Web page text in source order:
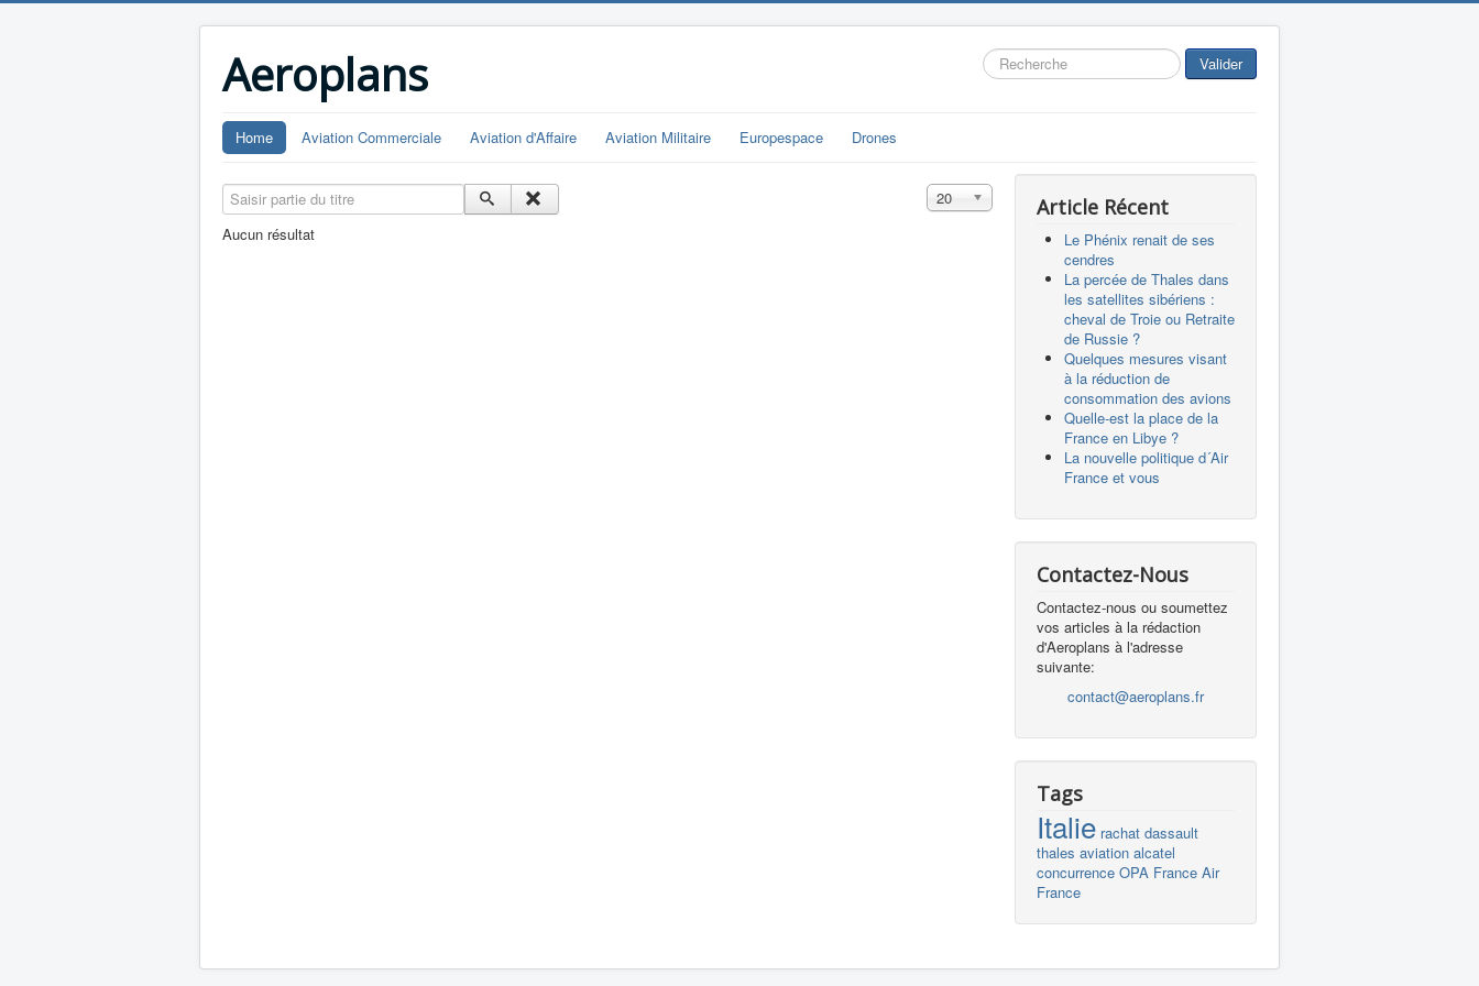
Aeroplans Rechercher Valider
Home Aviation Commerciale Aviation d'Affaire Aviation Militaire Europespace Drones
Saisir partie du titre Affichage #
20
Aucun résultat
Article Récent
Le Phénix renait de ses
cendres
La percée de Thales dans
les satellites sibériens :
cheval de Troie ou Retraite
de Russie ?
Quelques mesures visant
à la réduction de
consommation des avions
Quelle-est la place de la
France en Libye ?
La nouvelle politique d´Air
France et vous
Contactez-Nous
Contactez-nous ou soumettez
vos articles à la rédaction
d'Aeroplans à l'adresse
suivante:
contact@aeroplans.fr
Tags
Italie rachat dassault
thales aviation alcatel
concurrence OPA France Air
France